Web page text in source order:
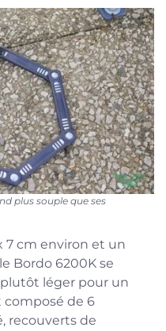
plus souple que ses
7 cm environ et un
Bordo 6200K se
léger pour un
composé de 6
recouverts de